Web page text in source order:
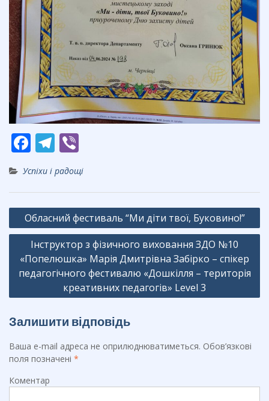
F
ac
e
b
o
o
k
T
el
e
gr
a
m
b
er
Успіхи і радощі
Навігація
записів
Обласний фестиваль “Ми діти твої, Буковино!”
Інструктор з фізичного виховання ЗДО №10
«Попелюшка» Марія Дмитрівна Забірко – спікер
педагогічного фестивалю «Дошкілля – територія
креативних педагогів» Level 3
Залишити відповідь
Ваша e-mail адреса не оприлюднюватиметься. Обов’язкові
поля позначені *
Коментар